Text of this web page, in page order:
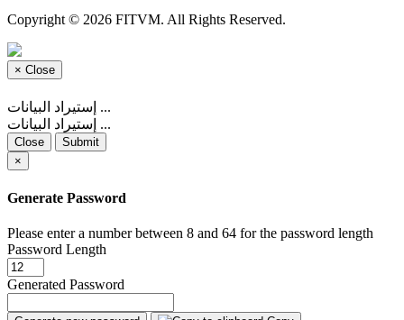
Copyright © 2026 FITVM. All Rights Reserved.
× Close
إستيراد البيانات ...
إستيراد البيانات ...
Close
Submit
×
Generate Password
Please enter a number between 8 and 64 for the password length
Password Length
Generated Password